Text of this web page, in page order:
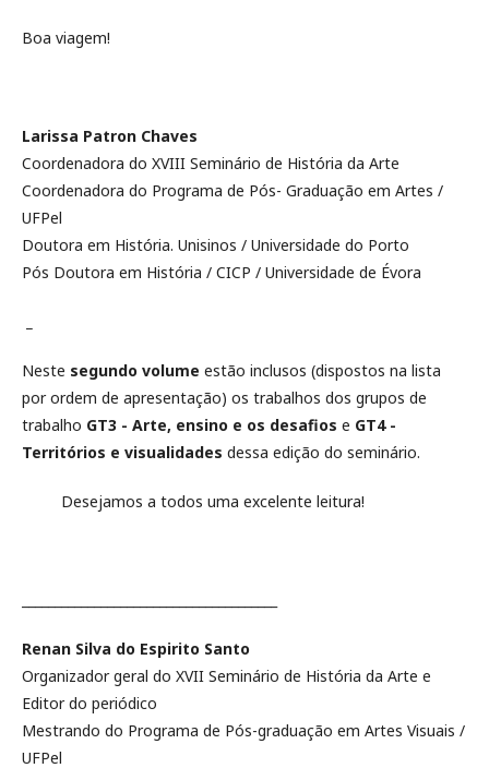
Boa viagem!
Larissa Patron Chaves
Coordenadora do XVIII Seminário de História da Arte
Coordenadora do Programa de Pós- Graduação em Artes /
UFPel
Doutora em História. Unisinos / Universidade do Porto
Pós Doutora em História / CICP / Universidade de Évora
Neste segundo volume estão inclusos (dispostos na lista
por ordem de apresentação) os trabalhos dos grupos de
trabalho GT3 - Arte, ensino e os desafios e GT4 -
Territórios e visualidades dessa edição do seminário.
Desejamos a todos uma excelente leitura!
Renan Silva do Espirito Santo
Organizador geral do XVII Seminário de História da Arte e
Editor do periódico
Mestrando do Programa de Pós-graduação em Artes Visuais /
UFPel